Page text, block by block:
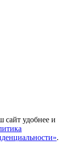
сайт удобнее и
.